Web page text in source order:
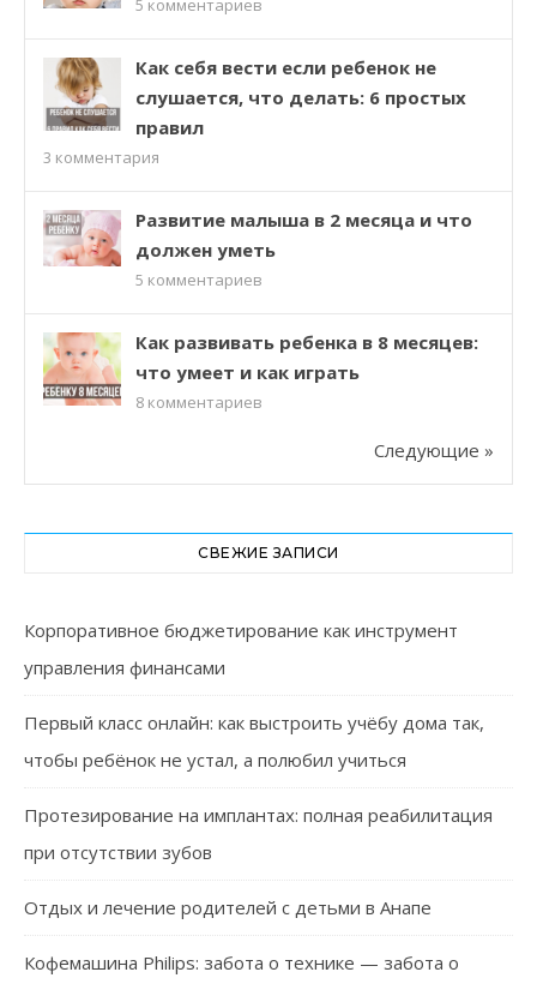
5 комментариев
Как себя вести если ребенок не
слушается, что делать: 6 простых
правил
3 комментария
Развитие малыша в 2 месяца и что
должен уметь
5 комментариев
Как развивать ребенка в 8 месяцев:
что умеет и как играть
8 комментариев
Следующие »
СВЕЖИЕ ЗАПИСИ
Корпоративное бюджетирование как инструмент
управления финансами
Первый класс онлайн: как выстроить учёбу дома так,
чтобы ребёнок не устал, а полюбил учиться
Протезирование на имплантах: полная реабилитация
при отсутствии зубов
Отдых и лечение родителей с детьми в Анапе
Кофемашина Philips: забота о технике — забота о